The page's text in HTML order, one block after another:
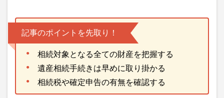
記事のポイントを先取り！
相続対象となる全ての財産を把握する
遺産相続手続きは早めに取り掛かる
相続税や確定申告の有無を確認する